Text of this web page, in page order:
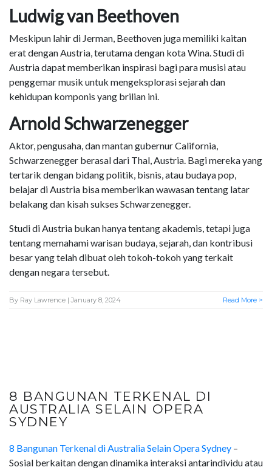
Ludwig van Beethoven
Meskipun lahir di Jerman, Beethoven juga memiliki kaitan
erat dengan Austria, terutama dengan kota Wina. Studi di
Austria dapat memberikan inspirasi bagi para musisi atau
penggemar musik untuk mengeksplorasi sejarah dan
kehidupan komponis yang brilian ini.
Arnold Schwarzenegger
Aktor, pengusaha, dan mantan gubernur California,
Schwarzenegger berasal dari Thal, Austria. Bagi mereka yang
tertarik dengan bidang politik, bisnis, atau budaya pop,
belajar di Austria bisa memberikan wawasan tentang latar
belakang dan kisah sukses Schwarzenegger.
Studi di Austria bukan hanya tentang akademis, tetapi juga
tentang memahami warisan budaya, sejarah, dan kontribusi
besar yang telah dibuat oleh tokoh-tokoh yang terkait
dengan negara tersebut.
By Ray Lawrence | January 8, 2024 Read More >
8 BANGUNAN TERKENAL DI
AUSTRALIA SELAIN OPERA
SYDNEY
8 Bangunan Terkenal di Australia Selain Opera Sydney –
Sosial berkaitan dengan dinamika interaksi antarindividu atau